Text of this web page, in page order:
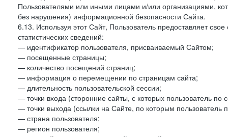
Пользователями или иными лицами и/или организациями,
без нарушения) информационной безопасности Сайта.
6.13. Используя этот Сайт, Пользователь предоставляет
статистических сведений:
— идентификатор пользователя, присваиваемый Сайтом;
— посещенные страницы;
— количество посещений страниц;
— информация о перемещении по страницам сайта;
— длительность пользовательской сессии;
— точки входа (сторонние сайты, с которых пользователь по
— точки выхода (ссылки на Сайте, по которым пользователь
— страна пользователя;
— регион пользователя;